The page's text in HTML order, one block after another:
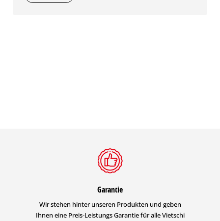
Garantie
Wir stehen hinter unseren Produkten und geben
Ihnen eine Preis-Leistungs Garantie für alle Vietschi